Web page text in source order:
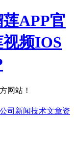
APP官
频IOS
站！
公司新闻技术文章资